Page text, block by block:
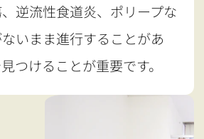
逆流性食道炎、ポリープな
いまま進行することがあ
つけることが重要です。